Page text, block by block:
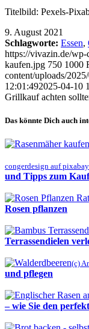
Titelbild: Pexels-
9. August 2021
Schlagworte: Essen,
https://vivazin.de/
kaufen.jpg 750 1000
content/uploads/
12:01:492025-04-10
Grillkauf achten
Das könnte Dich auch
congerdesign auf pixabay
und Tipps zum
Rosen pflanzen
Terrassendielen
(c)
und pflegen
– wie Sie den